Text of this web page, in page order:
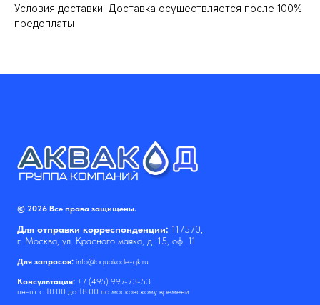
Условия доставки: Доставка осуществляется после 100%
предоплаты
© 2026 Все права защищены.
Для отправки корреспонденции: 117570,
г. Москва, ул. Красного маяка, д. 15, оф. 11
Для запросов: info@aquakode-gk.ru
Консультация: +7 (495) 997-73-53
пн-пт с 10:00 до 18:00 по московскому времени